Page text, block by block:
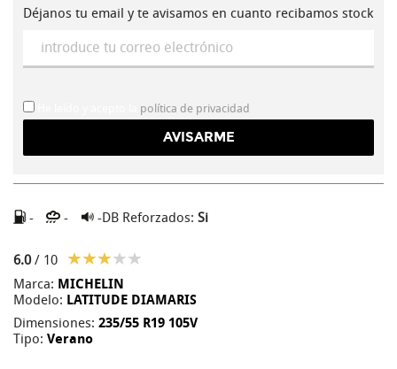
Déjanos tu email y te avisamos en cuanto recibamos stock
política de privacidad
- - -DB Reforzados: Si
6.0/ 10
Marca: MICHELIN
Modelo: LATITUDE DIAMARIS
Dimensiones: 235/55 R19 105V
Tipo: Verano